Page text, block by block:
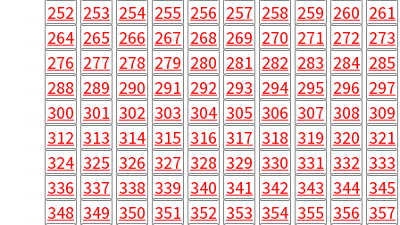
252 253 254 255 256 257 258 259 260 261
264 265 266 267 268 269 270 271 272 273
276 277 278 279 280 281 282 283 284 285
288 289 290 291 292 293 294 295 296 297
300 301 302 303 304 305 306 307 308 309
312 313 314 315 316 317 318 319 320 321
324 325 326 327 328 329 330 331 332 333
336 337 338 339 340 341 342 343 344 345
348 349 350 351 352 353 354 355 356 357